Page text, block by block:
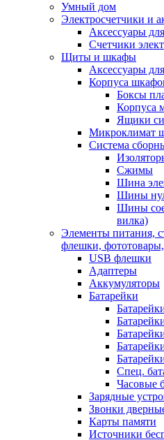
Умный дом
Электросчетчики и
Аксессуары
Счетчики
Щиты и шкафы
Аксессуары
Корпуса
Боксы
Корпуса
Ящики
Микроклимат
Система
Сжимы
Шина
Шины
Шины
вилка)
Элементы питания,
флешки,
USB флешки
Адаптеры
Аккумуляторы
Батарейки
Спец.
Часовые
Зарядные
Звонки
Карты памяти
Источники